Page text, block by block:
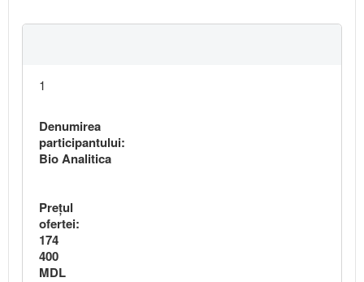
1
Denumirea
participantului:
Bio Analitica
Preţul
ofertei:
174
400
MDL